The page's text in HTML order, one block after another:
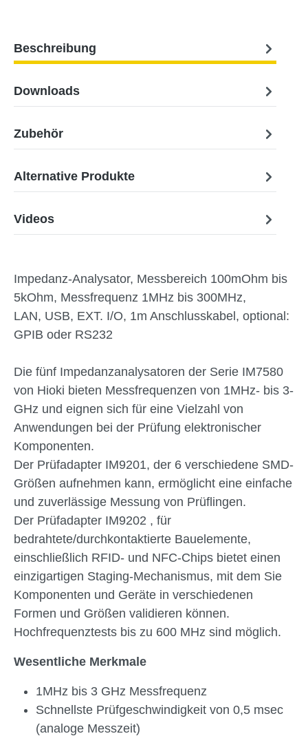
Beschreibung
Downloads
Zubehör
Alternative Produkte
Videos
Impedanz-Analysator, Messbereich 100mOhm bis
5kOhm, Messfrequenz 1MHz bis 300MHz,
LAN, USB, EXT. I/O, 1m Anschlusskabel, optional:
GPIB oder RS232
Die fünf Impedanzanalysatoren der Serie IM7580
von Hioki bieten Messfrequenzen von 1MHz- bis 3-
GHz und eignen sich für eine Vielzahl von
Anwendungen bei der Prüfung elektronischer
Komponenten.
Der Prüfadapter IM9201, der 6 verschiedene SMD-
Größen aufnehmen kann, ermöglicht eine einfache
und zuverlässige Messung von Prüflingen.
Der Prüfadapter IM9202 , für
bedrahtete/durchkontaktierte Bauelemente,
einschließlich RFID- und NFC-Chips bietet einen
einzigartigen Staging-Mechanismus, mit dem Sie
Komponenten und Geräte in verschiedenen
Formen und Größen validieren können.
Hochfrequenztests bis zu 600 MHz sind möglich.
Wesentliche Merkmale
1MHz bis 3 GHz Messfrequenz
Schnellste Prüfgeschwindigkeit von 0,5 msec
(analoge Messzeit)